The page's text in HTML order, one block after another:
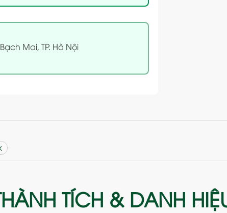
Mai, TP. Hà Nội
TÍCH & DANH